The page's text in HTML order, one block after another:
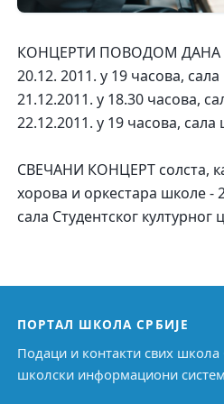
КОНЦЕРТИ ПОВОДОМ ДАНА
20.12. 2011. у 19 часова,
21.12.2011. у 18.30 часова,
22.12.2011. у 19 часова,
СВЕЧАНИ КОНЦЕРТ солста,
хорова и оркестара школе -
сала Студентског културног
ПОРТАЛ ШКОЛА СРБИЈЕ
Подаци и контакти свих школа
школски информациони